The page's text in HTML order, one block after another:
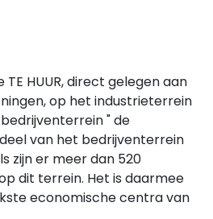
HUUR, direct gelegen aan
op het industrieterrein
" de
van het bedrijventerrein
zijn er meer dan 520
dit terrein. Het is daarmee
economische centra van